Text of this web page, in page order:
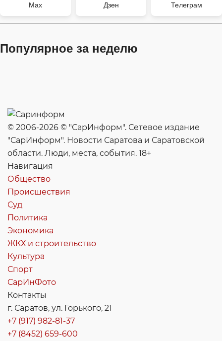
Max Дзен Телеграм
Популярное за неделю
© 2006-2026 © "СарИнформ". Сетевое издание
"СарИнформ". Новости Саратова и Саратовской
области. Люди, места, события. 18+
Навигация
Общество
Происшествия
Суд
Политика
Экономика
ЖКХ и строительство
Культура
Спорт
СарИнФото
Контакты
г. Саратов, ул. Горького, 21
+7 (917) 982-81-37
+7 (8452) 659-600